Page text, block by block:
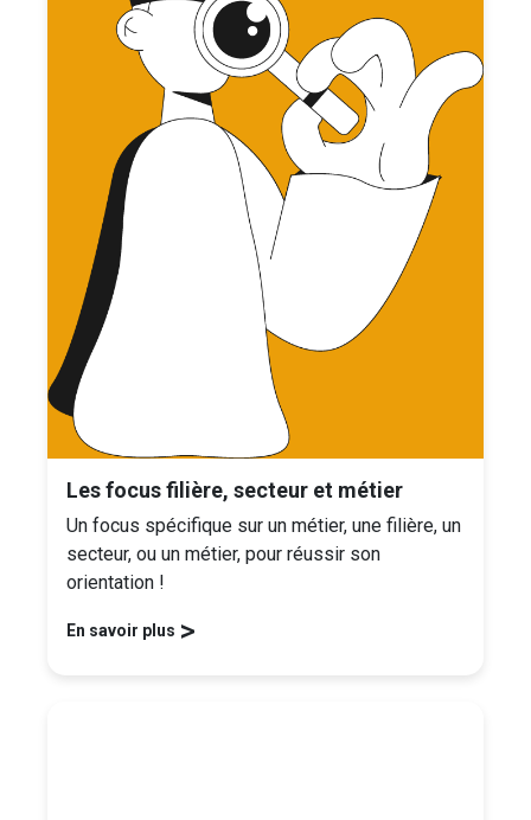
Les focus filière, secteur et métier
Un focus spécifique sur un métier, une filière, un
secteur, ou un métier, pour réussir son
orientation !
En savoir plus >